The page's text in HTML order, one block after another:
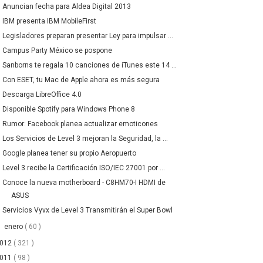
Anuncian fecha para Aldea Digital 2013
IBM presenta IBM MobileFirst
Legisladores preparan presentar Ley para impulsar ...
Campus Party México se pospone
Sanborns te regala 10 canciones de iTunes este 14 ...
Con ESET, tu Mac de Apple ahora es más segura
Descarga LibreOffice 4.0
Disponible Spotify para Windows Phone 8
Rumor: Facebook planea actualizar emoticones
Los Servicios de Level 3 mejoran la Seguridad, la ...
Google planea tener su propio Aeropuerto
Level 3 recibe la Certificación ISO/IEC 27001 por ...
Conoce la nueva motherboard - C8HM70-I HDMI de
ASUS
Servicios Vyvx de Level 3 Transmitirán el Super Bowl
enero ( 60 )
( 321 )
( 98 )